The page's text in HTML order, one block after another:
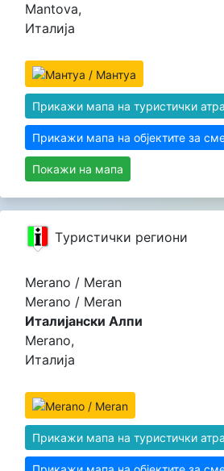
Mantova,
Италија
Прикажи мапа на туристички
Прикажи мапа на објектите за
Покажи на мапа
Tуристички региони
Merano / Meran
Merano / Meran
Италијански Алпи
Merano,
Италија
Прикажи мапа на туристички